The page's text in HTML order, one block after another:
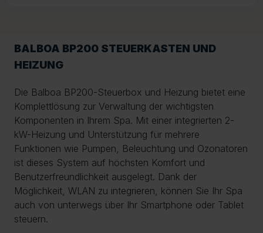
BALBOA BP200 STEUERKASTEN UND
HEIZUNG
Die Balboa BP200-Steuerbox und Heizung bietet eine
Komplettlösung zur Verwaltung der wichtigsten
Komponenten in Ihrem Spa. Mit einer integrierten 2-
kW-Heizung und Unterstützung für mehrere
Funktionen wie Pumpen, Beleuchtung und Ozonatoren
ist dieses System auf höchsten Komfort und
Benutzerfreundlichkeit ausgelegt. Dank der
Möglichkeit, WLAN zu integrieren, können Sie Ihr Spa
auch von unterwegs über Ihr Smartphone oder Tablet
steuern.